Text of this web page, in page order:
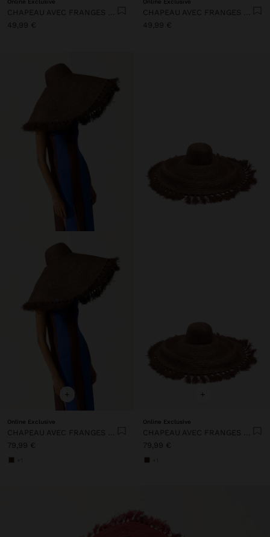
Online Exclusive
49,99 €
Online Exclusive
49,99 €
+
Online Exclusive
CHAPEAU AVEC FRANGES DE PAILLE
79,99 €
+
Online Exclusive
CHAPEAU AVEC FRANGES DE PAILLE
79,99 €